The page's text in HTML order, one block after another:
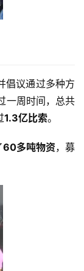
倡议通过多种方
一周时间，总共
1.3亿比索。
60多吨物资，募